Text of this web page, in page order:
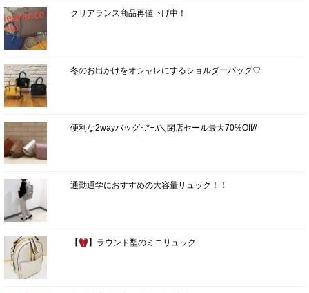
クリアランス商品再値下げ中！
冬のお出かけをオシャレにするショルダーバッグ♡
便利な2wayバッグ･:*+.\＼閉店セール最大70%Off//
通勤通学におすすめの大容量リュック！！
【 】ラウンド型のミニリュック